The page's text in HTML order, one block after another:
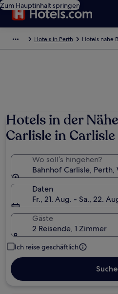
Zum Hauptinhalt springen
Hotels in Perth Hotels nahe
Hotels in der
Carlisle in Carlisle
Wo soll’s hingehen?
Bahnhof Carlisle, Perth,
Daten
Fr., 21. Aug. - Sa., 22.
Gäste
2 Reisende, 1 Zimmer
Ich reise geschäftlich